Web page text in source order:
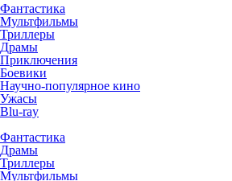
Фантастика
Мультфильмы
Триллеры
Драмы
Приключения
Боевики
Научно-популярное кино
Ужасы
Blu-ray
Фантастика
Драмы
Триллеры
Мультфильмы